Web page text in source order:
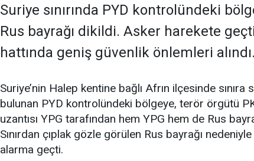
Suriye sınırında PYD kontrolündeki
Rus bayrağı dikildi. Asker harekete
hattında geniş güvenlik önlemleri alındı.
Suriye’nin Halep kentine bağlı Afrın ilçesinde sınıra
bulunan PYD kontrolündeki bölgeye, terör örgütü
uzantısı YPG tarafından hem YPG hem de Rus
Sınırdan çıplak gözle görülen Rus bayrağı nedeniyle
alarma geçti.